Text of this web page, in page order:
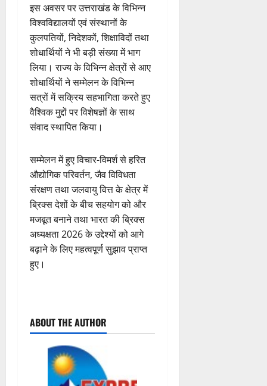
इस अवसर पर उत्तराखंड के विभिन्न
विश्वविद्यालयों एवं संस्थानों के
कुलपतियों, निदेशकों, शिक्षाविदों तथा
शोधार्थियों ने भी बड़ी संख्या में भाग
लिया। राज्य के विभिन्न क्षेत्रों से आए
शोधार्थियों ने सम्मेलन के विभिन्न
सत्रों में सक्रिय सहभागिता करते हुए
वैश्विक मुद्दों पर विशेषज्ञों के साथ
संवाद स्थापित किया।
सम्मेलन में हुए विचार-विमर्श से हरित
औद्योगिक परिवर्तन, जैव विविधता
संरक्षण तथा जलवायु वित्त के क्षेत्र में
ब्रिक्स देशों के बीच सहयोग को और
मजबूत बनाने तथा भारत की ब्रिक्स
अध्यक्षता 2026 के उद्देश्यों को आगे
बढ़ाने के लिए महत्वपूर्ण सुझाव प्राप्त
हुए।
o
ABOUT THE AUTHOR